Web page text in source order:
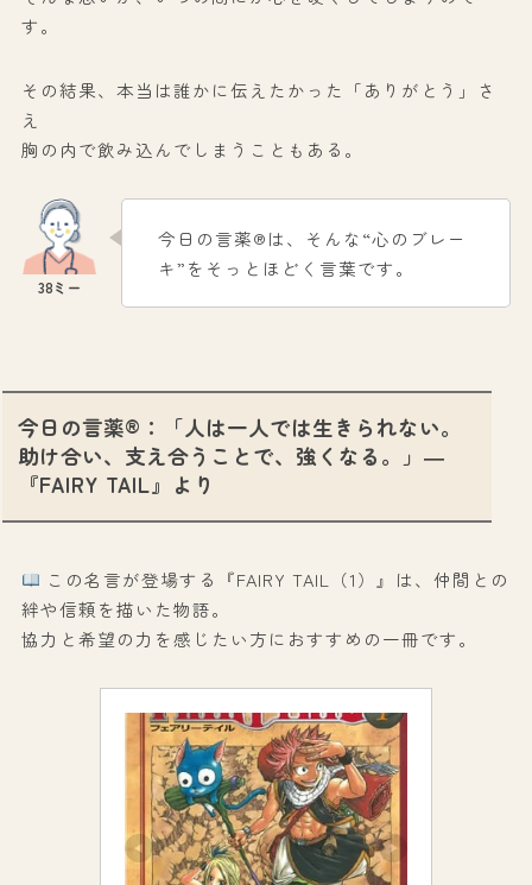
す。
その結果、本当は誰かに伝えたかった「ありがとう」さ
え
胸の内で飲み込んでしまうこともある。
今日の言薬®は、そんな“心のブレー
キ”をそっとほどく言葉です。
今日の言薬®：「人は一人では生きられない。
助け合い、支え合うことで、強くなる。」 ―
『FAIRY TAIL』より
この名言が登場する『FAIRY TAIL（1）』は、仲間との
絆や信頼を描いた物語。
協力と希望の力を感じたい方におすすめの一冊です。